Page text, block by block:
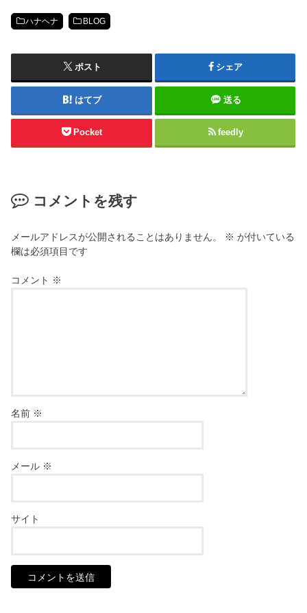
ハナヘナ BLOG
ポスト シェア
はてブ 送る
Pocket feedly
コメントを残す
メールアドレスが公開されることはありません。 ※ が付いている
欄は必須項目です
コメント ※
名前 ※
メール ※
サイト